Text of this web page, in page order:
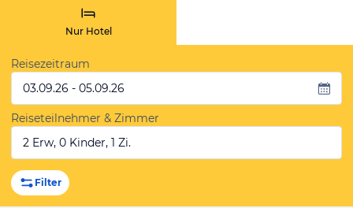
Nur Hotel
Reisezeitraum
03.09.26 - 05.09.26
Reiseteilnehmer & Zimmer
2 Erw, 0 Kinder, 1 Zi.
Filter